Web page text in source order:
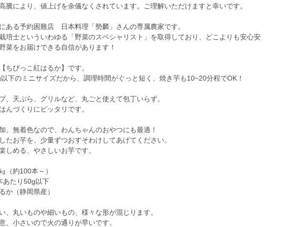
騰により、値上げを余儀なくされています。ご理解いただけますと幸いです。
ある予約困難店 日本料理「勢麟」さんの専属農家です。
培士といういわゆる「野菜のスペシャリスト」を取得しており、どこよりも安心安
菜をお届けできる自信があります！
ちびっこ紅はるか】です。
下のミニサイズだから、調理時間がぐっと短く、焼き芋も10~20分程でOK！
、天ぷら、グリルなど、丸ごと使えて包丁いらず。
んづくりにピッタリです。
、無着色なので、わんちゃんのおやつにも最適！
たお芋を、少量ずつおすそわけしてあげてください。
しめる、やさしいお芋です。
（約100本～）
あたり50g以下
か（静岡県産）
、丸いものや細いもの、様々な形が混じります。
、小さいので火の通りが早いです。